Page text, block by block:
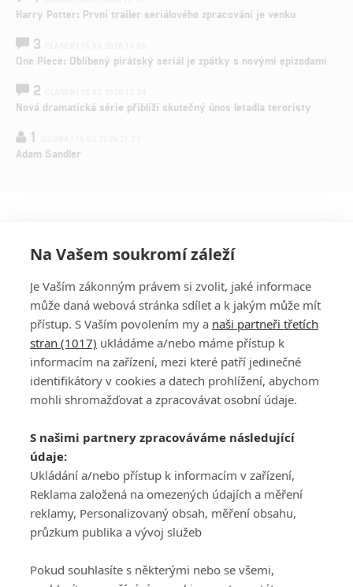
Harry Potter: První trailer seriálového zpracování je venku
3
One Piece: Oblíbený pirátský seriál je zpátky s novými epizodami
2
Nová dramatická série přiblíží skutečný únos letadla teroristy
1
Adam Sandler
PŘIHLÁSIT
REGISTROVAT
DISKUZE
Šéfredaktorkou webu jePetr Slavík, e-mailserialy@fandimefilmu.cz
Máte-li zájem o inzerci na našem webu napište nám na e-mail
studio@koncal.com
Ochrana osobních údajů|Zásady používání cookies |Pravidla webu
Upravit nastavení soukromí
Na Vašem soukromí záleží
Je Vaším zákonným právem si zvolit, jaké informace
může daná webová stránka sdílet a k jakým může mít
přístup. S Vaším povolením my a naši partneři třetích
stran (1017) ukládáme a/nebo máme přístup k
informacím na zařízení, mezi které patří jedinečné
identifikátory v cookies a datech prohlížení, abychom
mohli shromažďovat a zpracovávat osobní údaje.
S našimi partnery zpracováváme následující
údaje:
Ukládání a/nebo přístup k informacím v zařízení,
Reklama založená na omezených údajích a měření
reklamy, Personalizovaný obsah, měření obsahu,
průzkum publika a vývoj služeb
Pokud souhlasíte s některými nebo se všemi,